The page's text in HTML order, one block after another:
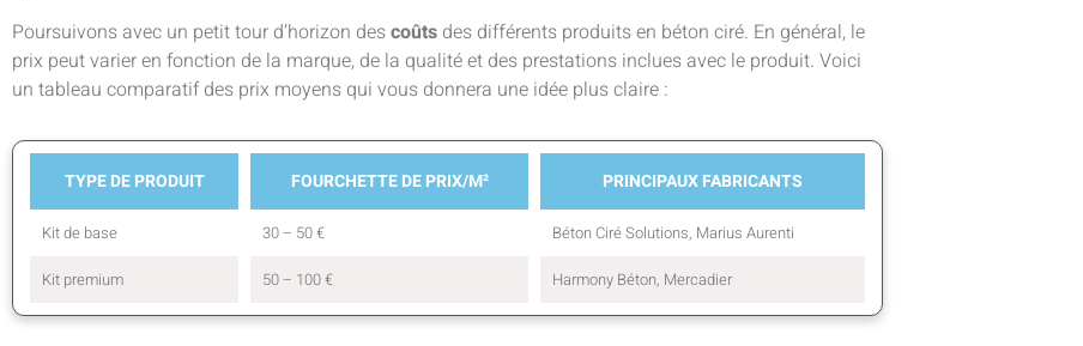
Poursuivons avec un petit tour d’horizon descoûts des différents produits en béton ciré. En général, le
prix peut varier en fonction de la marque, de la qualité et des prestations inclues avec le produit. Voici
un tableau comparatif des prix moyens qui vous donnera une idée plus claire :
TYPE DE PRODUIT FOURCHETTE DE PRIX/M² PRINCIPAUX FABRICANTS
Kit de base 30 – 50 € Béton Ciré Solutions, Marius Aurenti
Kit premium 50 – 100 € Harmony Béton, Mercadier